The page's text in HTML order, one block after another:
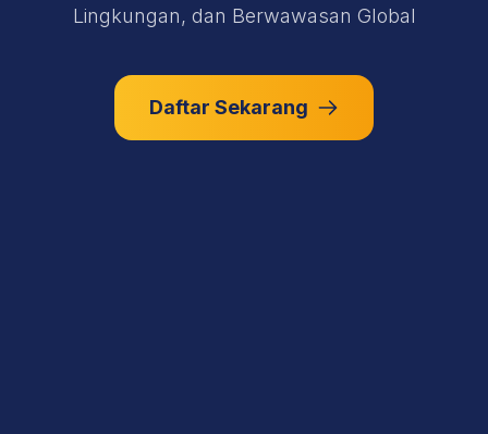
Lingkungan, dan Berwawasan Global
Daftar Sekarang